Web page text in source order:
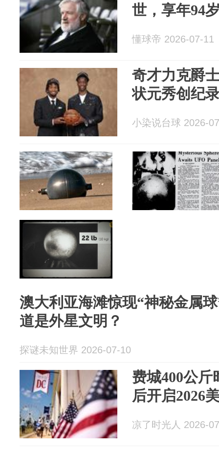
世，享年94
懂球帝 2026-07-11
奇才力克爵
状元秀创纪
小染说台球 2026-
澳大利亚海滩惊现“神秘金属
道是外星文明？
探谜未知世界 2026-07-10
费城400公斤
后开启2026
凉了时光人 2026-